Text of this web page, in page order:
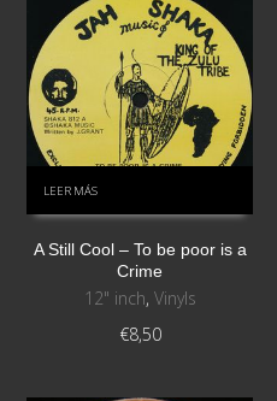
LEER MÁS
A Still Cool – To be poor is a
Crime
12" inch, Vinyls
€8,50